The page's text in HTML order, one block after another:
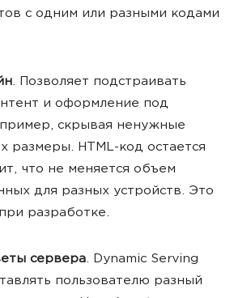
с одним или разными кодами
. Позволяет подстраивать
и оформление под
скрывая ненужные
размеры. HTML-код остается
что не меняется объем
для разных устройств. Это
разработке.
сервера. Dynamic Serving
пользователю разный